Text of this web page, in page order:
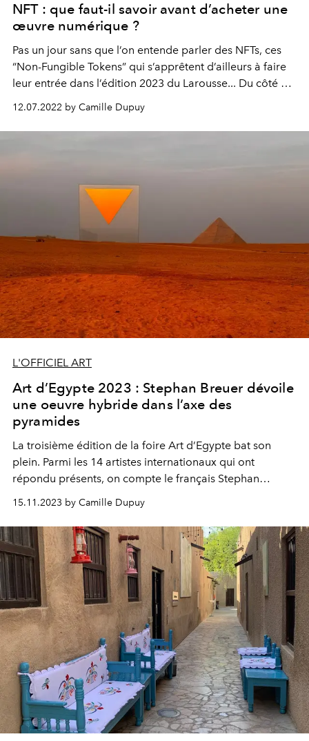
NFT : que faut-il savoir avant d’acheter une
œuvre numérique ?
Pas un jour sans que l’on entende parler des NFTs, ces
“Non-Fungible Tokens” qui s’apprêtent d’ailleurs à faire
leur entrée dans l’édition 2023 du Larousse... Du côté du
marché de l’art, ces fameux jetons suscitent beaucoup
d’interrogations et de controverses. Alors que faut-il
savoir avant d’acquérir une œuvre numérique ? L’Officiel
12.07.2022 by Camille Dupuy
L'OFFICIEL ART
Art d’Egypte 2023 : Stephan Breuer dévoile
une oeuvre hybride dans l’axe des
pyramides
La troisième édition de la foire Art d’Egypte bat son
plein. Parmi les 14 artistes internationaux qui ont
répondu présents, on compte le français Stephan
Breuer, qui propose une une relation exceptionnelle
entre son œuvre et les pyramides iconiques.
15.11.2023 by Camille Dupuy